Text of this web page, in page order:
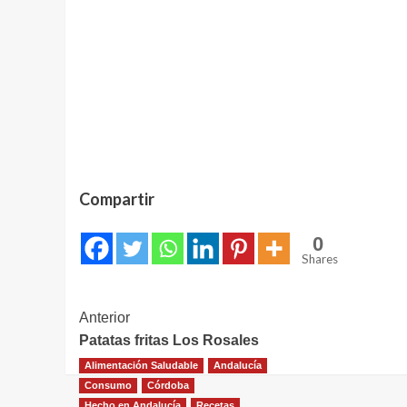
Compartir
0
Shares
Navegación
de
entradas
Anterior
Patatas fritas Los Rosales
Alimentación Saludable
Andalucía
Consumo
Córdoba
Hecho en Andalucía
Recetas